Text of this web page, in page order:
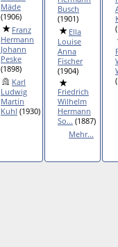
Mäde
(1906)
Franz
Hermann
Johann
Peske
(1898)
Karl
Ludwig
Martin
Kuhl (1930)
Busch
(1901)
Ella
Louise
Anna
Fischer
(1904)
Friedrich
Wilhelm
Hermann
So... (1887)
Mehr...